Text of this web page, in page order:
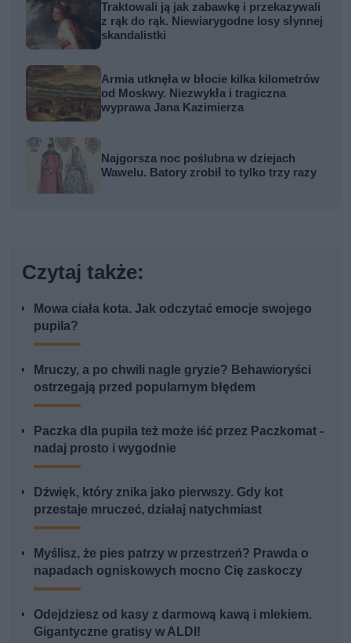
Traktowali ją jak zabawkę i przekazywali
z rąk do rąk. Niewiarygodne losy słynnej
skandalistki
Armia utknęła w błocie kilka kilometrów
od Moskwy. Niezwykła i tragiczna
wyprawa Jana Kazimierza
Najgorsza noc poślubna w dziejach
Wawelu. Batory zrobił to tylko trzy razy
Czytaj także:
Mowa ciała kota. Jak odczytać emocje swojego
pupila?
Mruczy, a po chwili nagle gryzie? Behawioryści
ostrzegają przed popularnym błędem
Paczka dla pupila też może iść przez Paczkomat -
nadaj prosto i wygodnie
Dźwięk, który znika jako pierwszy. Gdy kot
przestaje mruczeć, działaj natychmiast
Myślisz, że pies patrzy w przestrzeń? Prawda o
napadach ogniskowych mocno Cię zaskoczy
Odejdziesz od kasy z darmową kawą i mlekiem.
Gigantyczne gratisy w ALDI!